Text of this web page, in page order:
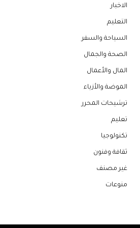
الاخبار
التعليم
السياحة والسفر
الصحة والجمال
المال والأعمال
الموضة والأزياء
ترشيحات المحرر
تعليم
تكنولوجيا
ثقافة وفنون
غير مصنف
منوعات